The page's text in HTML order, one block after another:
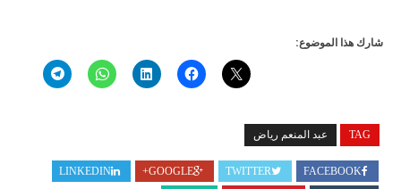
شارك هذا الموضوع:
TAG عبد المنعم رياض
FACEBOOK
TWITTER
GOOGLE+
LINKEDIN